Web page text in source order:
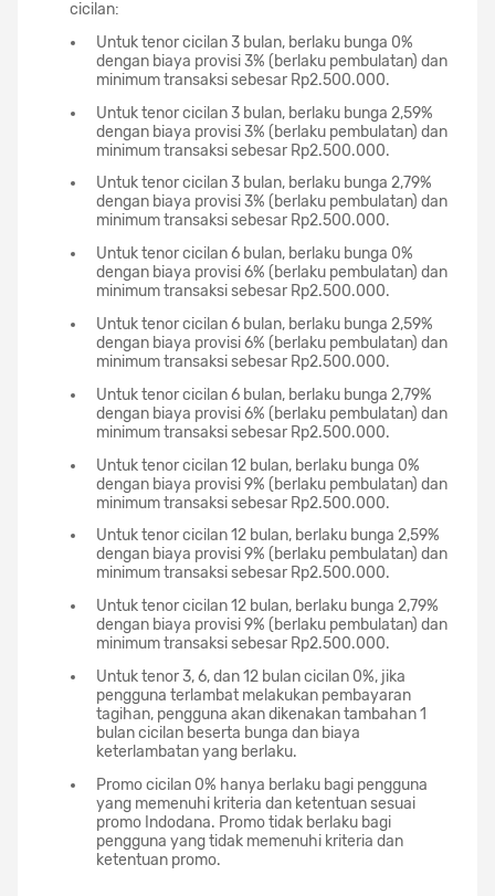
cicilan:
Untuk tenor cicilan 3 bulan, berlaku bunga 0%
dengan biaya provisi 3% (berlaku pembulatan) dan
minimum transaksi sebesar Rp2.500.000.
Untuk tenor cicilan 3 bulan, berlaku bunga 2,59%
dengan biaya provisi 3% (berlaku pembulatan) dan
minimum transaksi sebesar Rp2.500.000.
Untuk tenor cicilan 3 bulan, berlaku bunga 2,79%
dengan biaya provisi 3% (berlaku pembulatan) dan
minimum transaksi sebesar Rp2.500.000.
Untuk tenor cicilan 6 bulan, berlaku bunga 0%
dengan biaya provisi 6% (berlaku pembulatan) dan
minimum transaksi sebesar Rp2.500.000.
Untuk tenor cicilan 6 bulan, berlaku bunga 2,59%
dengan biaya provisi 6% (berlaku pembulatan) dan
minimum transaksi sebesar Rp2.500.000.
Untuk tenor cicilan 6 bulan, berlaku bunga 2,79%
dengan biaya provisi 6% (berlaku pembulatan) dan
minimum transaksi sebesar Rp2.500.000.
Untuk tenor cicilan 12 bulan, berlaku bunga 0%
dengan biaya provisi 9% (berlaku pembulatan) dan
minimum transaksi sebesar Rp2.500.000.
Untuk tenor cicilan 12 bulan, berlaku bunga 2,59%
dengan biaya provisi 9% (berlaku pembulatan) dan
minimum transaksi sebesar Rp2.500.000.
Untuk tenor cicilan 12 bulan, berlaku bunga 2,79%
dengan biaya provisi 9% (berlaku pembulatan) dan
minimum transaksi sebesar Rp2.500.000.
Untuk tenor 3, 6, dan 12 bulan cicilan 0%, jika
pengguna terlambat melakukan pembayaran
tagihan, pengguna akan dikenakan tambahan 1
bulan cicilan beserta bunga dan biaya
keterlambatan yang berlaku.
Promo cicilan 0% hanya berlaku bagi pengguna
yang memenuhi kriteria dan ketentuan sesuai
promo Indodana. Promo tidak berlaku bagi
pengguna yang tidak memenuhi kriteria dan
ketentuan promo.